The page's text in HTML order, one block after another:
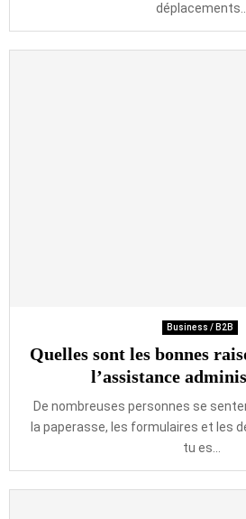
déplacements...
Business / B2B
Quelles sont les bonnes
l’assistance
De nombreuses personnes se
la paperasse, les formulaires et les
tu es...